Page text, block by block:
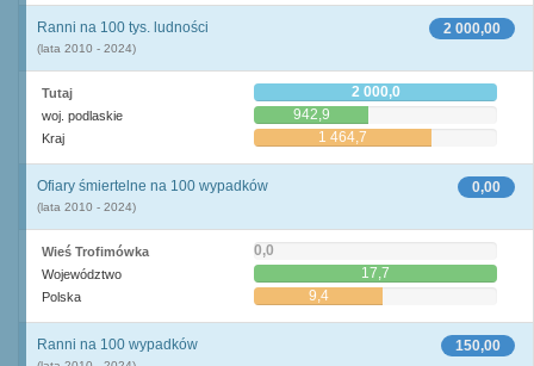
2 000,00
Ranni na 100 tys. ludności
(lata 2010 - 2024)
Tutaj 2 000,0
woj. podlaskie 942,9
Kraj 1 464,7
0,00
Ofiary śmiertelne na 100 wypadków
(lata 2010 - 2024)
Wieś Trofimówka 0,0
Województwo 17,7
Polska 9,4
150,00
Ranni na 100 wypadków